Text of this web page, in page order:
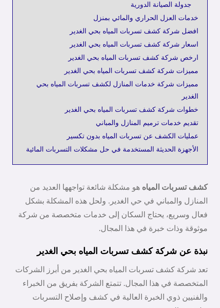
جدولة الصيانة الدورية
خدمات العزل الحراري والمائي بمنزل
افضل شركة كشف تسربات المياه بحي الغدير
اسعار شركة كشف تسربات المياه بحي الغدير
ارخص شركة كشف تسربات المياه بحي الغدير
مميزات شركة كشف تسربات المياه بحي الغدير
مميزات شركة خدمات المنازل لكشف تسربات المياه بحي
الغدير
خطوات شركة كشف تسربات المياه بحي الغدير
تقديم خدمات ترميم المنازل والمباني
عمليات الكشف عن تسربات المياه بدون تكسير
الأجهزة الحديثة المستخدمة في حل مشكلات التسربات المائية
كشف تسربات المياه هو مشكلة شائعة تواجهها العديد من
المنازل والمباني في حي الغدير. ولحل هذه المشكلة بشكل
فعال وسريع، يحتاج السكان إلى خدمات متخصصة من شركة
موثوقة وذات خبرة في هذا المجال.
نبذة عن شركة كشف تسربات المياه بحي الغدير
تعد شركة كشف تسربات المياه بحي الغدير من أبرز الشركات
المتخصصة في هذا المجال. تتمتع الشركة بفريق من الخبراء
والفنيين ذوي الخبرة العالية في كشف وإصلاح التسربات